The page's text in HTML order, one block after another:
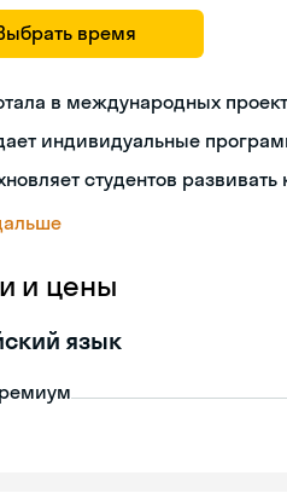
время
в международных
индивидуальные
студентов
и цены
язык